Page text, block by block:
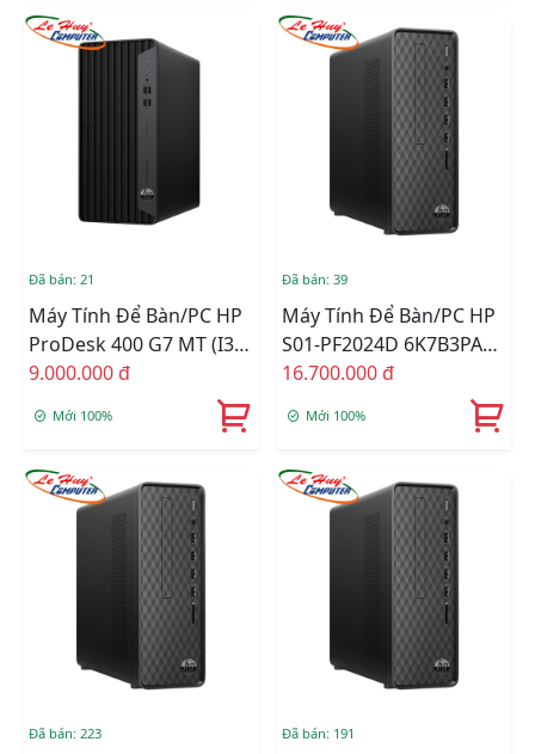
Windows 11 Home SL/
Đã bán: 21
Máy Tính Để Bàn/PC HP
ProDesk 400 G7 MT (i3-
10105/4GB RAM/256GB
SSD/WL+BT/K+M/Win
11) (60U82PA)
9.000.000 đ
Mới 100%
Đã bán: 39
Máy Tính Để Bàn/PC HP
S01-PF2024D 6K7B3PA
(Core I7 12700/ Intel
H670/ 8GB/ 512Gb SSD/
Intel UHD Graphics 770/
16.700.000 đ
Mới 100%
Đã bán: 223 Đã bán: 191